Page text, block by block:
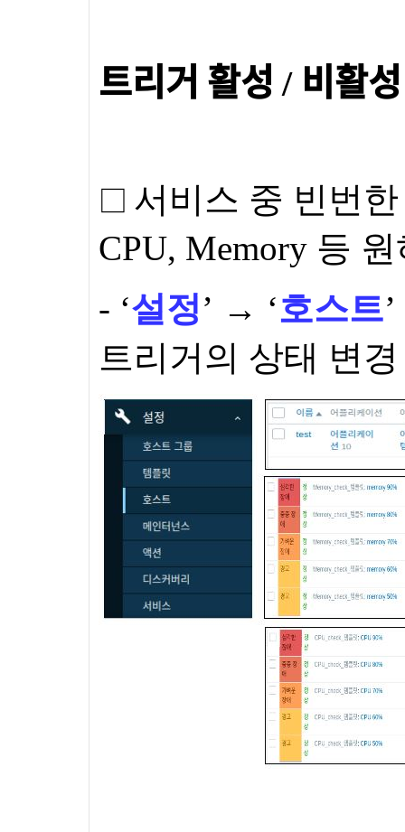
트리거 활성/ 비활성
□ 서비스 중 빈번
CPU, Memory 등
- ‘설정’ → ‘호스트
트리거의 상태 변